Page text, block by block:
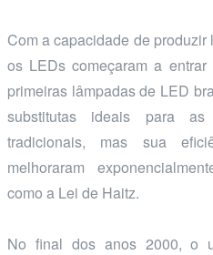
Com a capacidade de
os LEDs começaram a
primeiras lâmpadas de LED
substitutas ideais para as
tradicionais, mas sua
melhoraram
como a Lei de Haitz.
No final dos anos 2000, o